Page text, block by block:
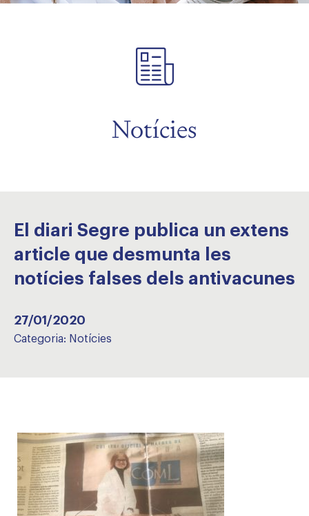
Notícies
El diari Segre publica un extens
article que desmunta les
notícies falses dels antivacunes
27/01/2020
Categoria: Notícies